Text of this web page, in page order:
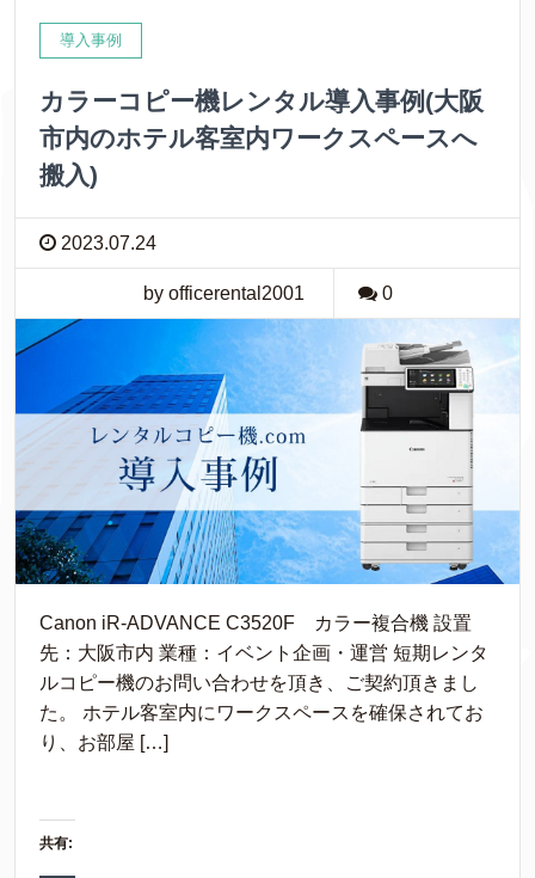
導入事例
カラーコピー機レンタル導入事例(大阪
市内のホテル客室内ワークスペースへ
搬入)
2023.07.24
by officerental2001 0
Canon iR-ADVANCE C3520F カラー複合機 設置
先：大阪市内 業種：イベント企画・運営 短期レンタ
ルコピー機のお問い合わせを頂き、ご契約頂きまし
た。 ホテル客室内にワークスペースを確保されてお
り、お部屋 […]
共有: